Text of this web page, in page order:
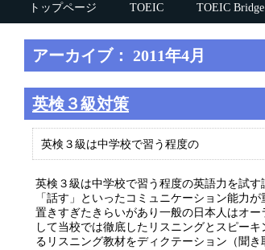
アーカイブ： 2011年4月
英検３級対策
英検３級は中学校で習う程度の
英検３級は中学校で習う程度の英語力を試
「話す」といったコミュニケーション能力
置きすぎたきらいがあり一般の日本人はオ
して当校では徹底したリスニングとスピー
るリスニング教材をディクテーション（聞
トップページ TOEIC TOEIC Bridge
当ブログについて 英語通信教育講座
サイトマップ